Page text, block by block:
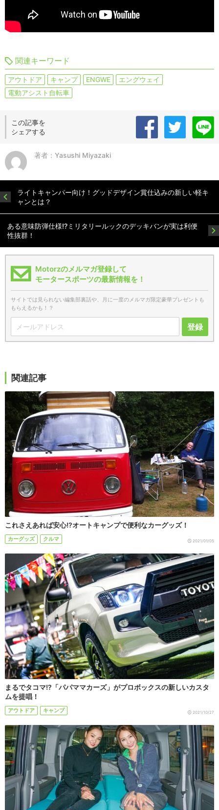
関連キーワード
アウトドア キャンプ ENGWE
エングウェイ
電動アシスト自転車
この記事を
シェアする
著者：Yasushi Miyazaki
ライトキャンパー向け！グッドデザイン賞仕込みの新しい軽キ
ャンとは？
ある意味防弾仕様!?ミリタリールックのデッキバンが実は利便
性抜群！
Motorzのメルマガ登録して
モータースポーツの最新情報を！
サイトでは見られない編集部裏話や、月に一度のメルマガ限定豪華プレゼントも
もらえるかも！？
登録
関連記事
これさえあれば安心!?オートキャンプで便利なカーグッズ！
カーグッズ クルマ 2021/01/05
まるでタコマ!?「パパママカーズ」がプロボックスの新しいカスタ
ムを提唱！
アウトドア キャンプ 2021/10/27